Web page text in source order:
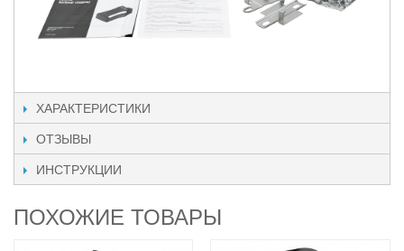
ХАРАКТЕРИСТИКИ
ОТЗЫВЫ
ИНСТРУКЦИИ
ПОХОЖИЕ ТОВАРЫ